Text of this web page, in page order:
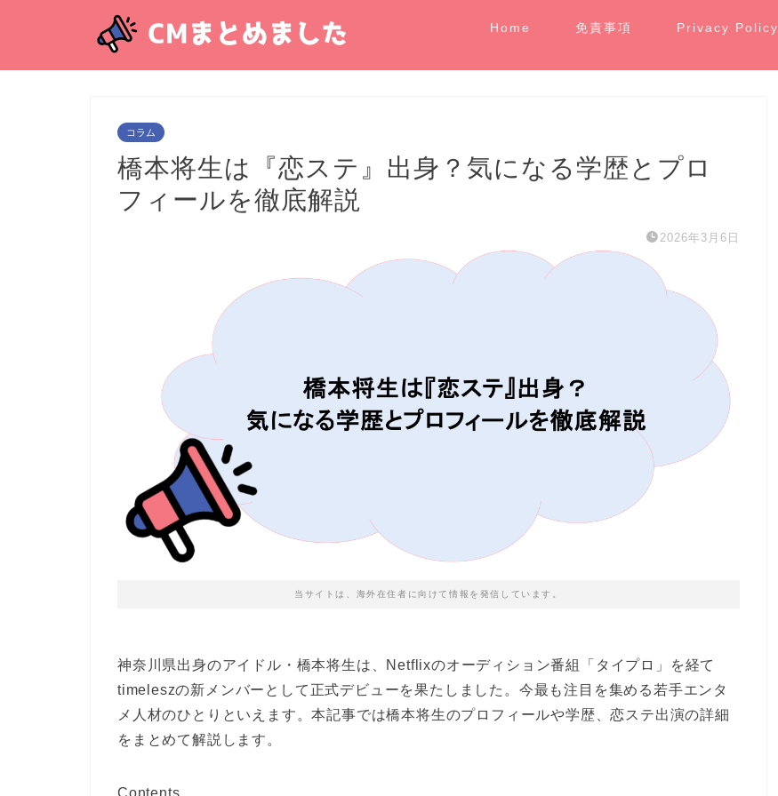
Home 免責事項 Privacy Policy
コラム
橋本将生は『恋ステ』出身？気になる学歴とプロ
フィールを徹底解説
2026年3月6日
当サイトは、海外在住者に向けて情報を発信しています。
神奈川県出身のアイドル・橋本将生は、Netflixのオーディション番組「タイプロ」を経て
timeleszの新メンバーとして正式デビューを果たしました。今最も注目を集める若手エンタ
メ人材のひとりといえます。本記事では橋本将生のプロフィールや学歴、恋ステ出演の詳細
をまとめて解説します。